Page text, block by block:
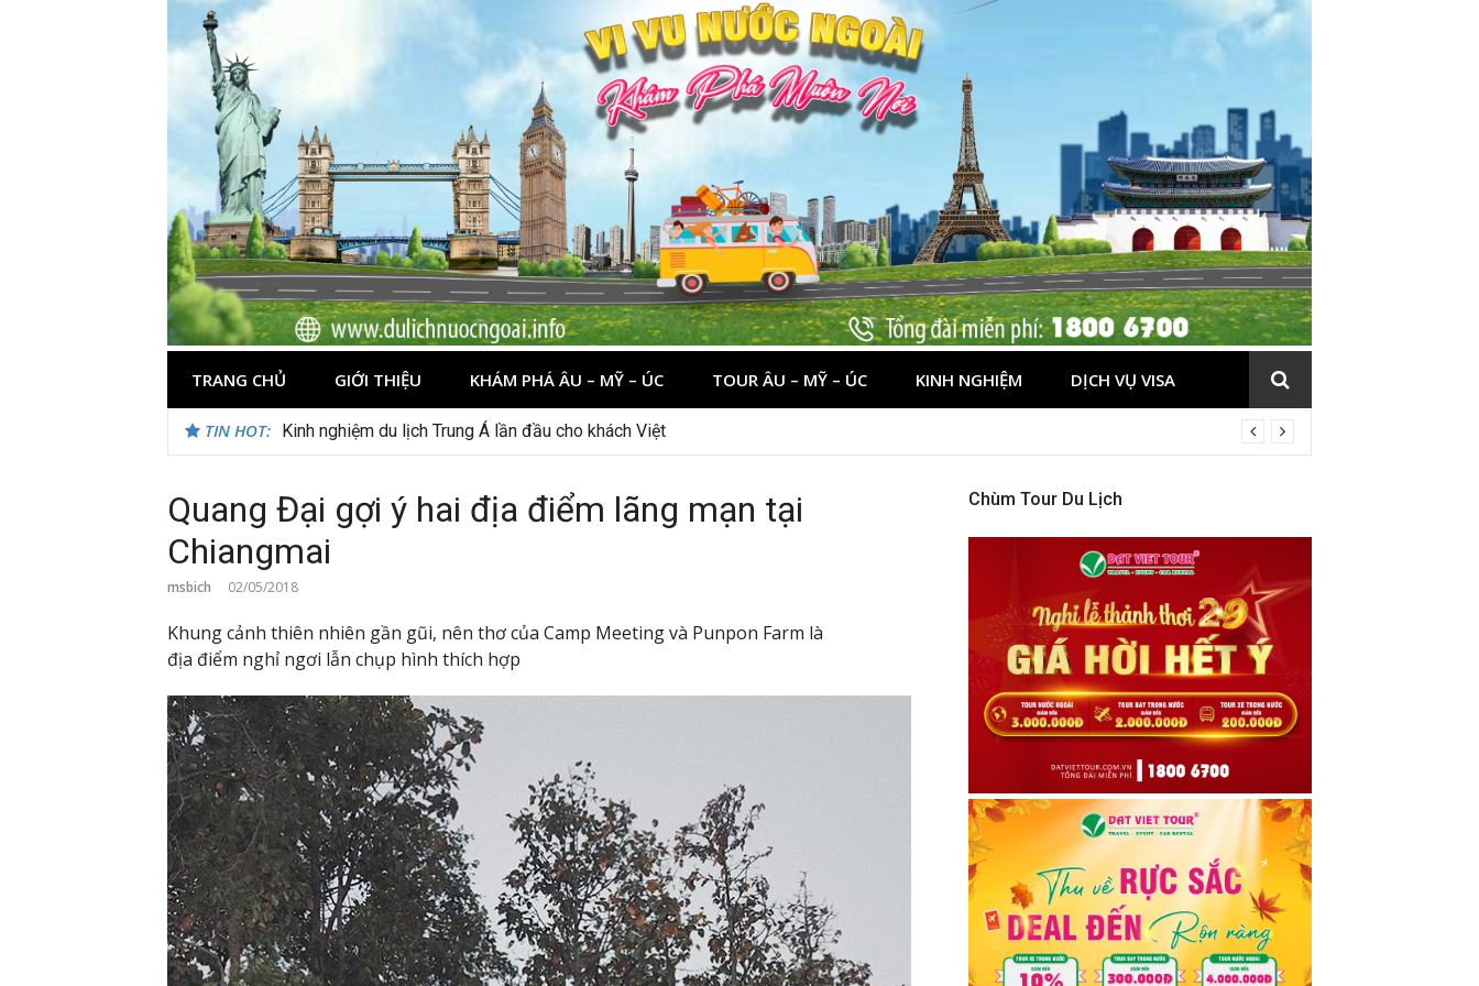
TRANG CHỦ GIỚI THIỆU KHÁM PHÁ ÂU – MỸ – ÚC TOUR ÂU – MỸ – ÚC KINH NGHIỆM DỊCH VỤ VISA
TIN HOT: Du lịch Maldives – Lần đầu nên đi đâu, chơi gì?
Quang Đại gợi ý hai địa điểm lãng mạn tại
Chiangmai
msbich 02/05/2018
Khung cảnh thiên nhiên gần gũi, nên thơ của Camp Meeting và Punpon Farm là
địa điểm nghỉ ngơi lẫn chụp hình thích hợp
Chùm Tour Du Lịch